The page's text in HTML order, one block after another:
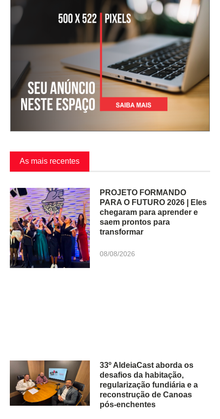
As mais recentes
PROJETO FORMANDO
PARA O FUTURO 2026 | Eles
chegaram para aprender e
saem prontos para
transformar
08/08/2026
33º AldeiaCast aborda os
desafios da habitação,
regularização fundiária e a
reconstrução de Canoas
pós-enchentes